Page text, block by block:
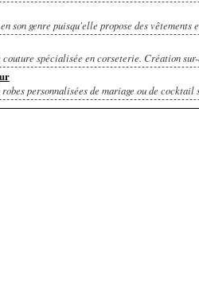
son genre puisqu'elle propose des vêtements
spécialisée en corseterie. Création
personnalisées de mariage ou de cocktail